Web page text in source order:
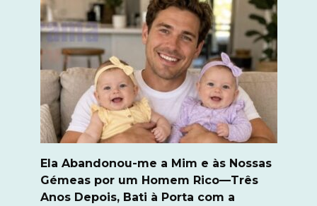
Ela Abandonou-me a Mim e às Nossas
Gémeas por um Homem Rico—Três
Anos Depois, Bati à Porta com a